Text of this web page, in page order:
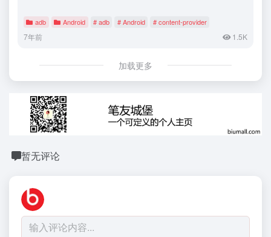
adb Android # adb # Android # content-provider
7年前 1.5K
加载更多
暂无评论